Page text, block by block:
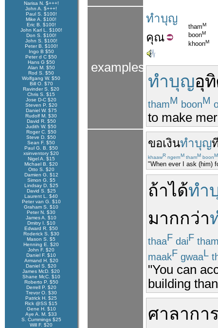
Narisa N. $+++!
John A. $+++!
Paul S. $100!
Mike A. $100!
Eric B. $100!
John Karl L. $100!
Don S. $100!
John S. $100!
Peter B. $100!
Ingo B $50
Peter d C $50
Hans G $50
Alan M. $50
Rod S. $50
Wolfgang W. $50
Bill O. $70
Ravinder S. $20
Chris S. $15
Jose D-C $20
Steven P. $20
Daniel W. $75
Rudolf M. $30
David R. $50
Judith W. $50
Roger C. $50
Steve D. $50
Sean F. $50
Paul G. B. $50
xsinventory $20
Nigel A. $15
Michael B. $20
Otto S. $20
Damien G. $12
Simon G. $5
Lindsay D. $25
David S. $25
Laurent L. $40
Peter van G. $10
Graham S. $10
Peter N. $30
James A. $10
Dmitry I. $10
Edward R. $50
Roderick S. $30
Mason S. $5
Henning E. $20
John F. $20
Daniel F. $10
Armand H. $20
Daniel S. $20
James McD. $20
Shane McC. $10
Roberto P. $50
Derrell P. $20
Trevor O. $30
Patrick H. $25
Rick @SS $15
Gene H. $10
Aye A. M. $33
S. Cummings $25
Will F. $20
examples
ทำบุญ
คุณ
thamM
boonM
khoonM
ทำบุญอุ
thamM boonM
to make
ขอเงินทำบุญ
khaawR ngernM thamM boonM
"When ever I ask (him)
ถ้าได้ทำ
มากกว่า
thaaF daiF
maakF gwaaL
"You can
building
ศาลากา